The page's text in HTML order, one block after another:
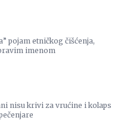
pojam etničkog čišćenja,
imenom
nisu krivi za vrućine i kolaps